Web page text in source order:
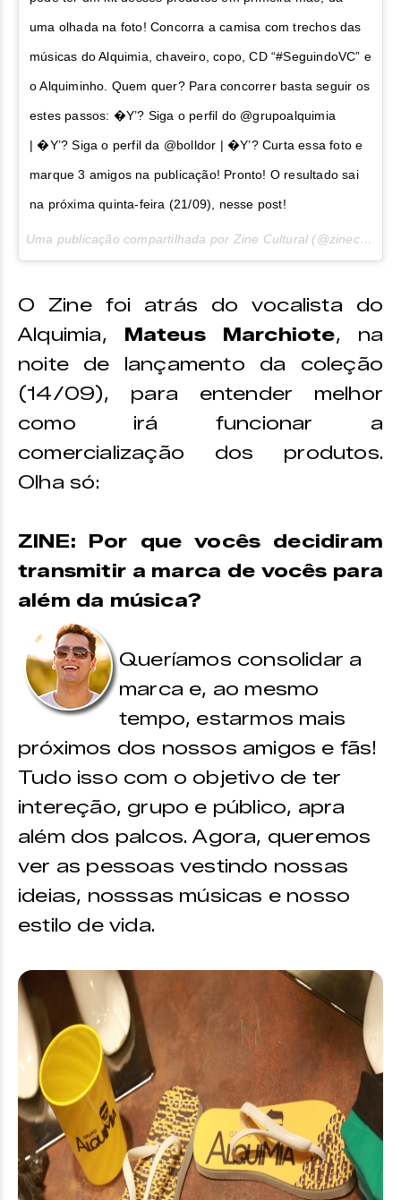
uma olhada na foto! Concorra a camisa com trechos das
músicas do Alquimia, chaveiro, copo, CD “#SeguindoVC” e
o Alquiminho. Quem quer? Para concorrer basta seguir os
estes passos: �Y’? Siga o perfil do @grupoalquimia
| �Y’? Siga o perfil da @bolldor | �Y’? Curta essa foto e
marque 3 amigos na publicação! Pronto! O resultado sai
na próxima quinta-feira (21/09), nesse post!
Uma publicação compartilhada por Zine Cultural (@zinecultural) em
O Zine foi atrás do vocalista do
Alquimia, Mateus Marchiote, na
noite de lançamento da coleção
(14/09), para entender melhor
como irá funcionar a
comercialização dos produtos.
Olha só:
ZINE: Por que vocês decidiram
transmitir a marca de vocês para
além da música?
Queríamos consolidar a
marca e, ao mesmo
tempo, estarmos mais
próximos dos nossos amigos e fãs!
Tudo isso com o objetivo de ter
intereção, grupo e público, apra
além dos palcos. Agora, queremos
ver as pessoas vestindo nossas
ideias, nosssas músicas e nosso
estilo de vida.